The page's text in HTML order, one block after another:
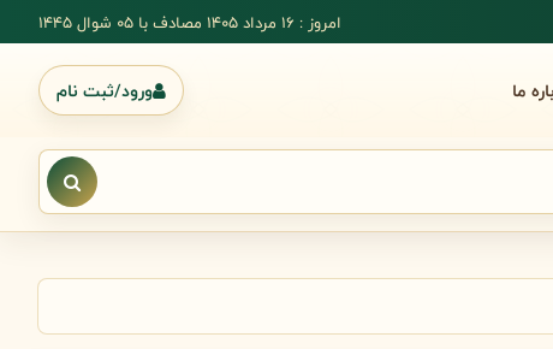
امروز : 16 مرداد 1405 مصادف با ۰۵ شوال ۱۴۴۵
ما ورود/ثبت نام